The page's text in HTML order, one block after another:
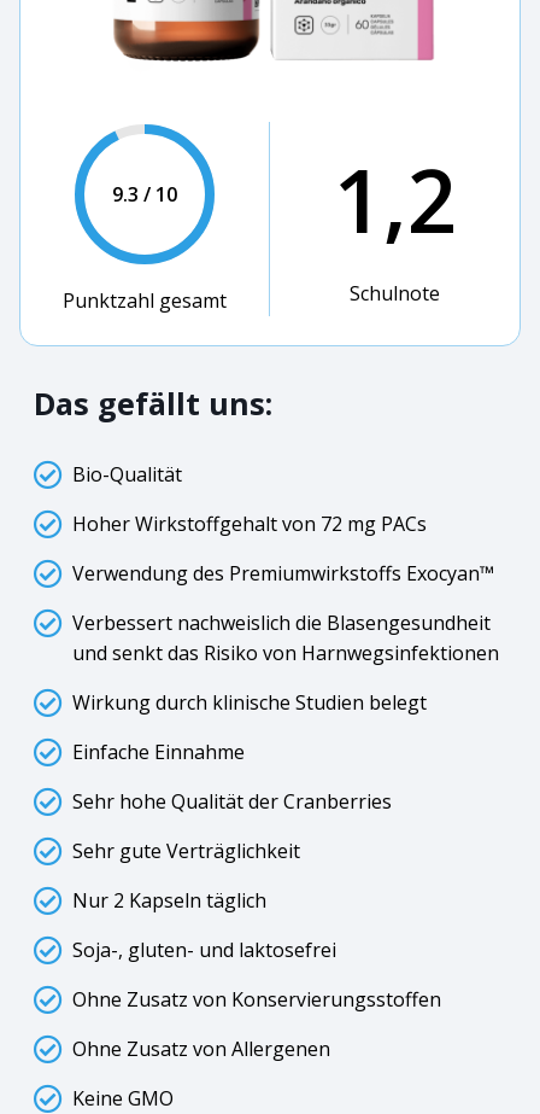
9.3 / 10
Punktzahl gesamt
1,2
Schulnote
Das gefällt uns:
Bio-Qualität
Hoher Wirkstoffgehalt von 72 mg PACs
Verwendung des Premiumwirkstoffs Exocyan™
Verbessert nachweislich die Blasengesundheit
und senkt das Risiko von Harnwegsinfektionen
Wirkung durch klinische Studien belegt
Einfache Einnahme
Sehr hohe Qualität der Cranberries
Sehr gute Verträglichkeit
Nur 2 Kapseln täglich
Soja-, gluten- und laktosefrei
Ohne Zusatz von Konservierungsstoffen
Ohne Zusatz von Allergenen
Keine GMO